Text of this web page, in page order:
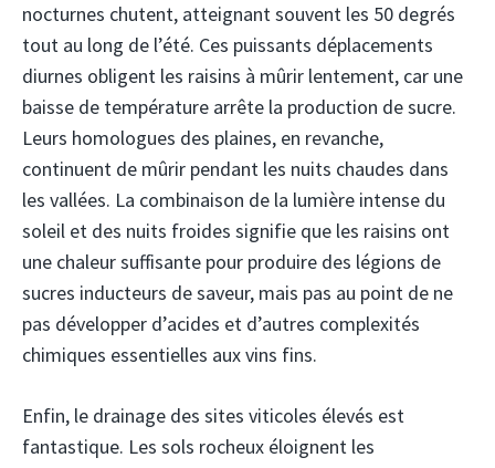
nocturnes chutent, atteignant souvent les 50 degrés
tout au long de l’été. Ces puissants déplacements
diurnes obligent les raisins à mûrir lentement, car une
baisse de température arrête la production de sucre.
Leurs homologues des plaines, en revanche,
continuent de mûrir pendant les nuits chaudes dans
les vallées. La combinaison de la lumière intense du
soleil et des nuits froides signifie que les raisins ont
une chaleur suffisante pour produire des légions de
sucres inducteurs de saveur, mais pas au point de ne
pas développer d’acides et d’autres complexités
chimiques essentielles aux vins fins.
Enfin, le drainage des sites viticoles élevés est
fantastique. Les sols rocheux éloignent les